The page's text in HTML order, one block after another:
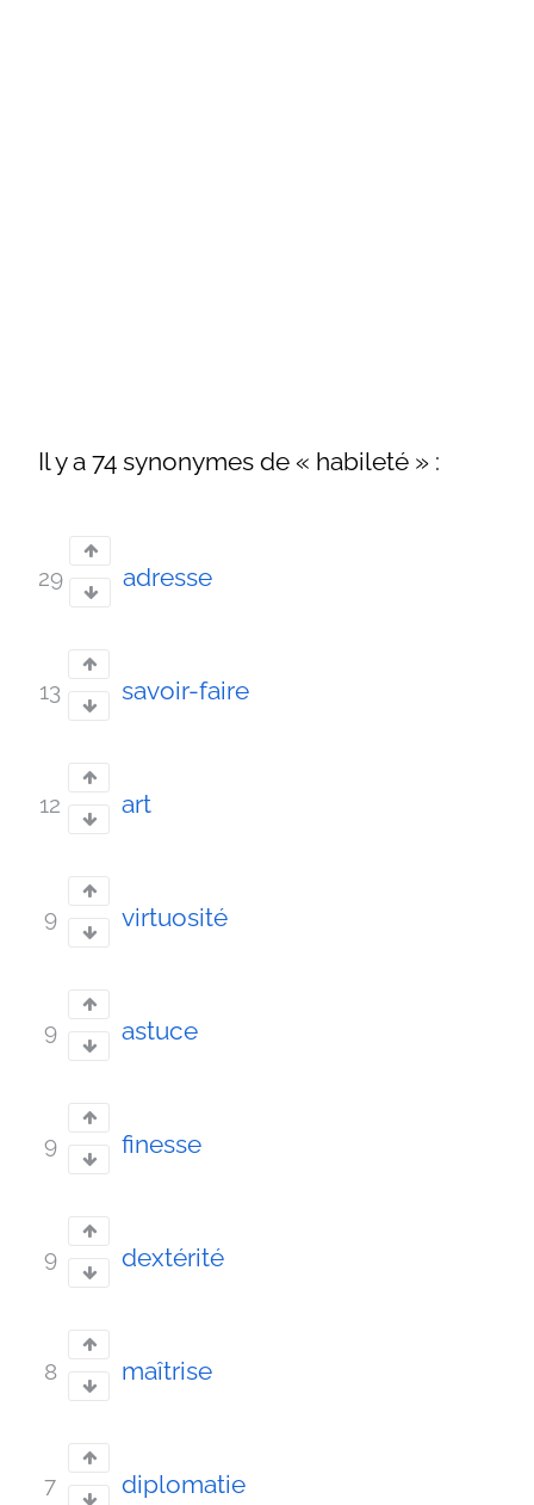
Il y a 74 synonymes de « habileté » :
29 adresse
13 savoir-faire
12 art
9 virtuosité
9 astuce
9 finesse
9 dextérité
8 maîtrise
7 diplomatie